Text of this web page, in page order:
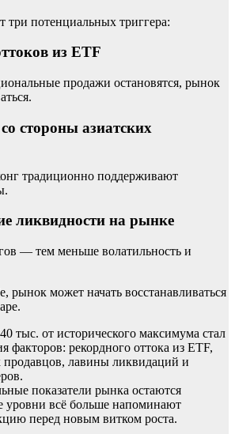
потенциальных триггера:
из ETF
продажи остановятся, рынок
стороны азиатских
традиционно поддерживают
ликвидности на рынке
— тем меньше волатильность и
рынок может начать восстанавливаться
тыс. от исторического максимума стал
факторов: рекордного оттока из ETF,
лавины ликвидаций и
показатели рынка остаются
уровни всё больше напоминают
перед новым витком роста.